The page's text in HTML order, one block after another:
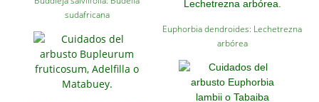
sudafricana
Euphorbia dendroides: Lechetrezna
arbórea